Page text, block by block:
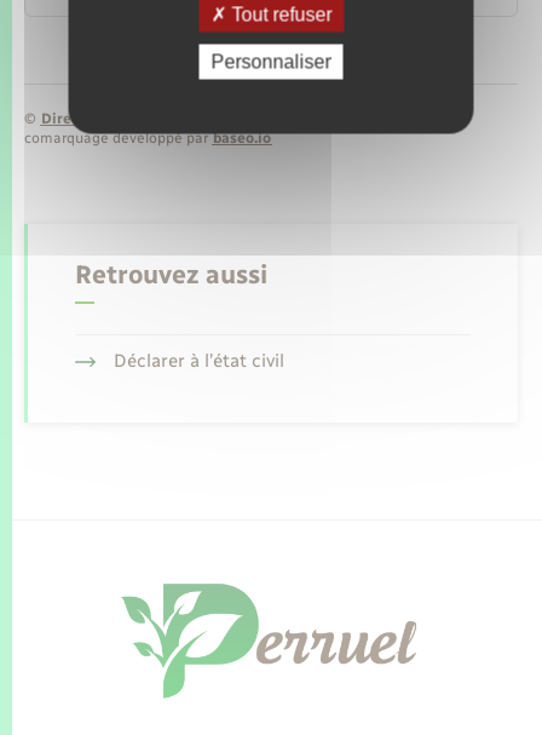
© Direction de l’information légale et administrative
comarquage developpé parbaseo.io
Retrouvez aussi
Déclarer à l’état civil
Tout refuser
Personnaliser